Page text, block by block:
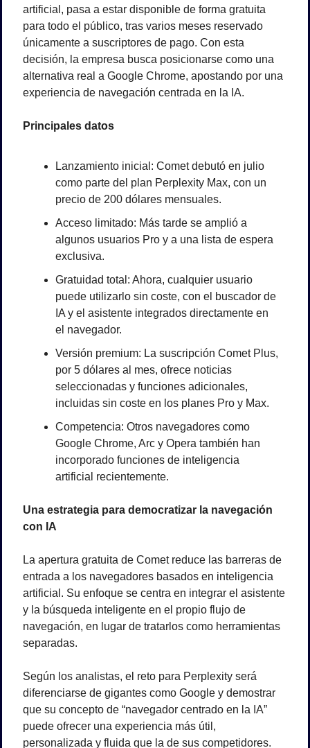
artificial, pasa a estar disponible de forma gratuita
para todo el público, tras varios meses reservado
únicamente a suscriptores de pago. Con esta
decisión, la empresa busca posicionarse como una
alternativa real a Google Chrome, apostando por una
experiencia de navegación centrada en la IA.
Principales datos
Lanzamiento inicial: Comet debutó en julio
como parte del plan Perplexity Max, con un
precio de 200 dólares mensuales.
Acceso limitado: Más tarde se amplió a
algunos usuarios Pro y a una lista de espera
exclusiva.
Gratuidad total: Ahora, cualquier usuario
puede utilizarlo sin coste, con el buscador de
IA y el asistente integrados directamente en
el navegador.
Versión premium: La suscripción Comet Plus,
por 5 dólares al mes, ofrece noticias
seleccionadas y funciones adicionales,
incluidas sin coste en los planes Pro y Max.
Competencia: Otros navegadores como
Google Chrome, Arc y Opera también han
incorporado funciones de inteligencia
artificial recientemente.
Una estrategia para democratizar la navegación
con IA
La apertura gratuita de Comet reduce las barreras de
entrada a los navegadores basados en inteligencia
artificial. Su enfoque se centra en integrar el asistente
y la búsqueda inteligente en el propio flujo de
navegación, en lugar de tratarlos como herramientas
separadas.
Según los analistas, el reto para Perplexity será
diferenciarse de gigantes como Google y demostrar
que su concepto de “navegador centrado en la IA”
puede ofrecer una experiencia más útil,
personalizada y fluida que la de sus competidores.